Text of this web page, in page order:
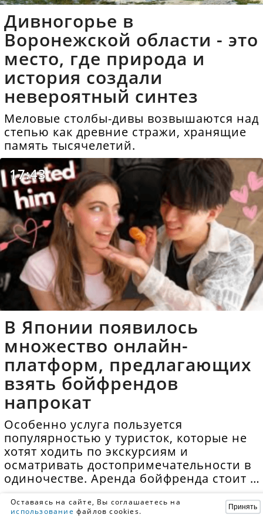
Дивногорье в
Воронежской области - это
место, где природа и
история создали
невероятный синтез
Меловые столбы-дивы возвышаются над
степью как древние стражи, хранящие
память тысячелетий.
17:43
В Японии появилось
множество онлайн-
платформ, предлагающих
взять бойфрендов
напрокат
Особенно услуга пользуется
популярностью у туристок, которые не
хотят ходить по экскурсиям и
осматривать достопримечательности в
одиночестве. Аренда бойфренда стоит в
Оставаясь на сайте, Вы соглашаетесь на
использование файлов cookies. Принять